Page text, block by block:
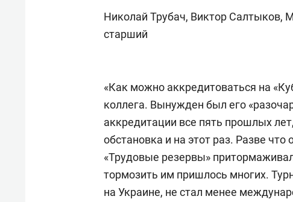
Николай Трубач, Виктор Салтыков,
старший
«Как можно аккредитоваться на
коллега. Вынужден был его
аккредитации все пять прошлых
обстановка и на этот раз. Разве
«Трудовые резервы»
тормозить им пришлось многих.
на Украине, не стал менее